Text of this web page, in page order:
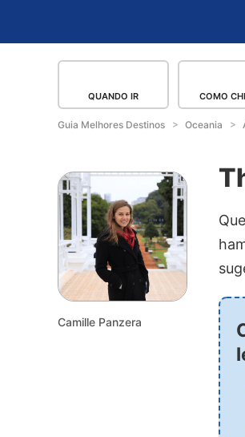
QUANDO IR COMO
Guia Melhores Destinos Oceania
Camille Panzera